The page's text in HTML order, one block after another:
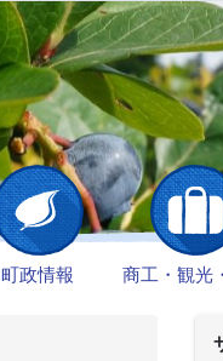
町政情報 商工・観光